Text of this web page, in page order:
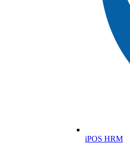
iPOS HRM